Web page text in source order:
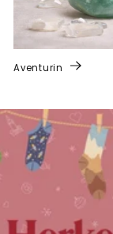
Aventurin